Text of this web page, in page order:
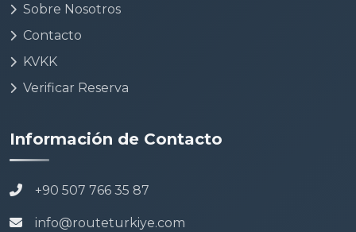
Sobre Nosotros
Contacto
KVKK
Verificar Reserva
Información de Contacto
+90 507 766 35 87
info@routeturkiye.com